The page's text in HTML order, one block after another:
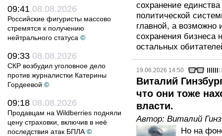
09:41 08.08.2026
Российские фигуристы массово
стремятся к получению
нейтрального статуса ©
09:33 08.08.2026
СКР возбудил уголовное дело
против журналистки Катерины
Гордеевой ©
09:18 08.08.2026
Продавцам на Wildberries подняли
цену страховки, включив в неё
последствия атак БПЛА ©
сохранение
политической
главной, а возможно
сохранения бизнеса
остальных
19.06.2026 14:50
Виталий
что они тоже
власти.
Автор: Виталий
Но на